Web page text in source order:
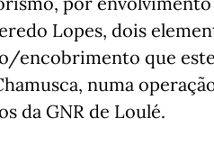
Lopes, dois
encobrimento que
numa
da GNR de Loulé.